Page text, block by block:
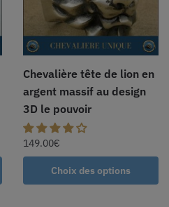
Chevalière tête de lion en
argent massif au design
3D le pouvoir
149.00€
Choix des options